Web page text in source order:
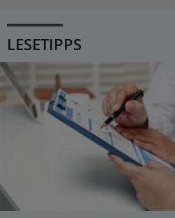
LESETIPPS